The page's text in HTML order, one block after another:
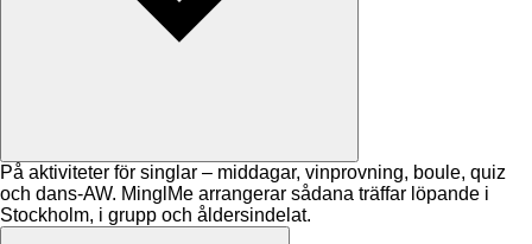
På aktiviteter för singlar – middagar, vinprovning, boule, quiz
och dans-AW. MinglMe arrangerar sådana träffar löpande i
Stockholm, i grupp och åldersindelat.